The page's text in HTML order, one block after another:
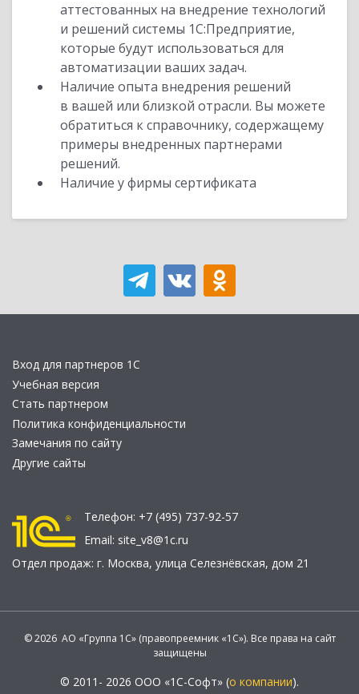
аттестованных на внедрение технологий
и решений системы 1С:Предприятие,
которые будут использоваться для
автоматизации ваших задач.
Наличие опыта внедрения решений
в вашей или близкой отрасли. Вы можете
обратиться к справочнику, содержащему
примеры внедренных партнерами
решений.
Наличие у фирмы сертификата
Вход для партнеров 1С
Учебная версия
Стать партнером
Политика конфиденциальности
Замечания по сайту
Другие сайты
Телефон: +7 (495) 737-92-57
Email: site_v8@1c.ru
Отдел продаж: г. Москва, улица Селезнёвская, дом 21
© 2026 АО «Группа 1С» (правопреемник «1С»). Все права на сайт
защищены
© 2011- 2026 ООО «1С-Софт» (о компании).